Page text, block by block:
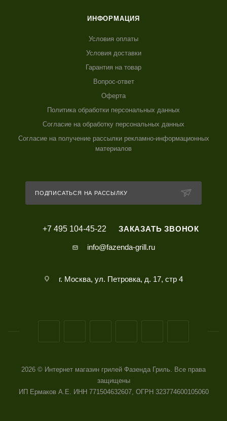
ИНФОРМАЦИЯ
Условия оплаты
Условия доставки
Гарантия на товар
Вопрос-ответ
Оферта
Политика обработки персональных данных
Согласие на обработку персональных данных
Согласие на получение рассылки рекламно-информационных
материалов
ПОДПИСАТЬСЯ НА РАССЫЛКУ
+7 495 104-45-22 ЗАКАЗАТЬ ЗВОНОК
info@fazenda-grill.ru
г. Москва, ул. Петровка, д. 17, стр 4
2026 © Интернет магазин грилей Фазенда Гриль. Все права
защищены
ИП Ермаков А.Е. ИНН 771504632607, ОГРН 323774600105060